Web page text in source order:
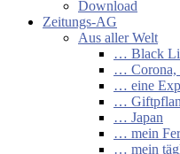
Download
Zeitungs-AG
Aus aller Welt
… Black
… Corona,
… eine
…
… Japan
… mein
… mein